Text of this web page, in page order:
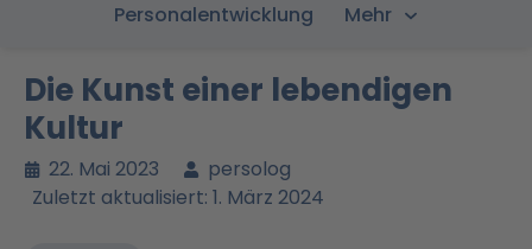
Personalentwicklung
Mehr
Die Kunst einer lebendigen
Kultur
22. Mai 2023
persolog
Zuletzt aktualisiert: 1. März 2024